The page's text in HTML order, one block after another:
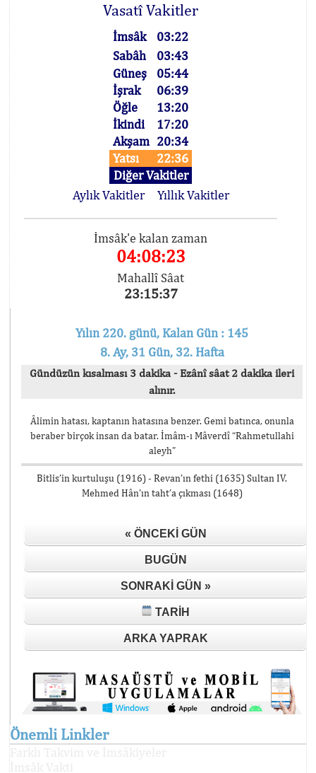
Vasatî Vakitler
İmsâk
03:22
Sabâh
03:43
Güneş
05:44
İşrak
06:39
Öğle
13:20
İkindi
17:20
Akşam 20:34
Yatsı
22:36
Diğer Vakitler
Aylık Vakitler
Yıllık Vakitler
İmsâk'e kalan zaman
04:08:22
Mahallî Sâat
23:15:38
Yılın 220. günü, Kalan Gün : 145
8. Ay, 31 Gün, 32. Hafta
Gündüzün kısalması 3 dakika - Ezânî sâat 2 dakika ileri
alınır.
Âlimin hatası, kaptanın hatasına benzer. Gemi batınca, onunla
beraber birçok insan da batar. İmâm-ı Mâverdî “Rahmetullahi
aleyh”
Bitlis’in kurtuluşu (1916) - Revan’ın fethi (1635) Sultan IV.
Mehmed Hân’ın taht’a çıkması (1648)
« ÖNCEKI GÜN
BUGÜN
SONRAKI GÜN »
TARIH
ARKA YAPRAK
Önemli Linkler